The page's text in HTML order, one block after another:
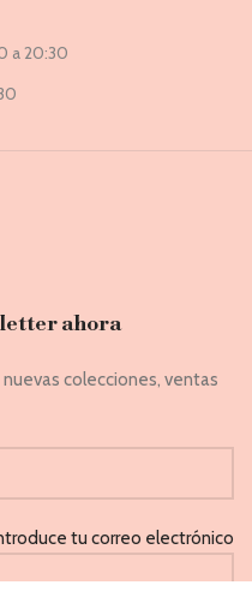
a 20:30
ahora
colecciones, ventas
tu correo electrónico